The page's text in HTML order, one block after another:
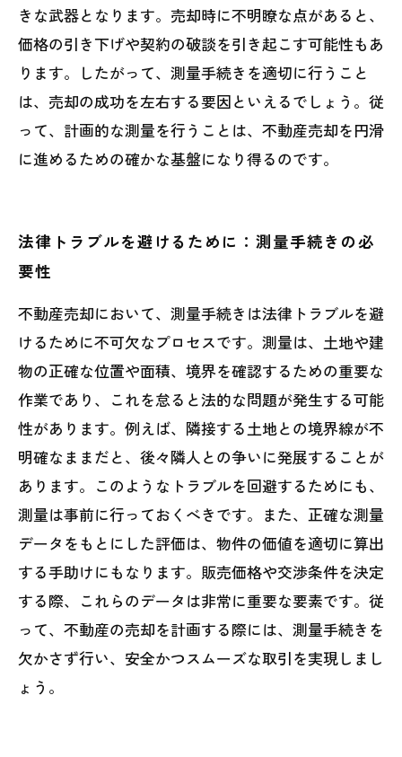
きな武器となります。売却時に不明瞭な点があると、
価格の引き下げや契約の破談を引き起こす可能性もあ
ります。したがって、測量手続きを適切に行うこと
は、売却の成功を左右する要因といえるでしょう。従
って、計画的な測量を行うことは、不動産売却を円滑
に進めるための確かな基盤になり得るのです。
法律トラブルを避けるために：測量手続きの必
要性
不動産売却において、測量手続きは法律トラブルを避
けるために不可欠なプロセスです。測量は、土地や建
物の正確な位置や面積、境界を確認するための重要な
作業であり、これを怠ると法的な問題が発生する可能
性があります。例えば、隣接する土地との境界線が不
明確なままだと、後々隣人との争いに発展することが
あります。このようなトラブルを回避するためにも、
測量は事前に行っておくべきです。また、正確な測量
データをもとにした評価は、物件の価値を適切に算出
する手助けにもなります。販売価格や交渉条件を決定
する際、これらのデータは非常に重要な要素です。従
って、不動産の売却を計画する際には、測量手続きを
欠かさず行い、安全かつスムーズな取引を実現しまし
ょう。